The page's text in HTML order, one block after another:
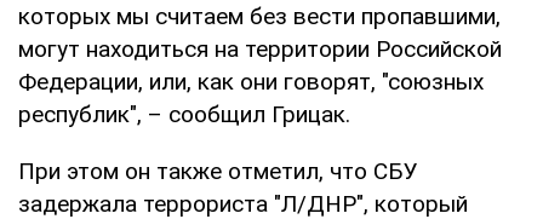
которых мы считаем без вести пропавшими,
могут находиться на территории Российской
Федерации, или, как они говорят, "союзных
республик", – сообщил Грицак.
При этом он также отметил, что СБУ
задержала террориста "Л/ДНР", который